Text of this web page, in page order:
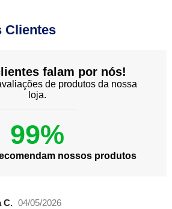
Clientes
falam por nós!
de produtos da nossa
loja.
99%
nossos produtos
C. 04/05/2026